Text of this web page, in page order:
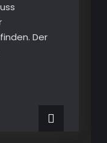
Der